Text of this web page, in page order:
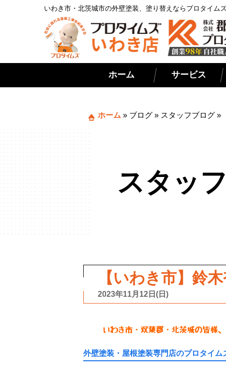
いわき市・北茨城市の外壁塗装、塗り替えならプロタイム
ホーム サービス
ホーム » ブログ » スタッフブログ »
スタッ
【いわき市】鈴
2023年11月12日(日)
いわき市・双葉郡・北茨城の皆様、
外壁塗装・屋根塗装専門店のプロタイム